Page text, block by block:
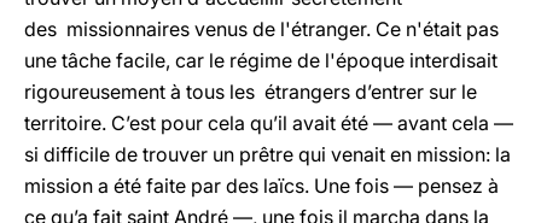
des missionnaires venus de l'étranger. Ce n'était pas
une tâche facile, car le régime de l'époque interdisait
rigoureusement à tous les étrangers d’entrer sur le
territoire. C’est pour cela qu’il avait été — avant cela —
si difficile de trouver un prêtre qui venait en mission: la
mission a été faite par des laïcs. Une fois — pensez à
ce qu’a fait saint André —, une fois il marcha dans la